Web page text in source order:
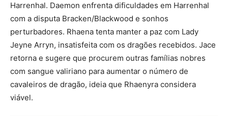
Harrenhal. Daemon enfrenta dificuldades em Harrenhal
com a disputa Bracken/Blackwood e sonhos
perturbadores. Rhaena tenta manter a paz com Lady
Jeyne Arryn, insatisfeita com os dragões recebidos. Jace
retorna e sugere que procurem outras famílias nobres
com sangue valiriano para aumentar o número de
cavaleiros de dragão, ideia que Rhaenyra considera
viável.